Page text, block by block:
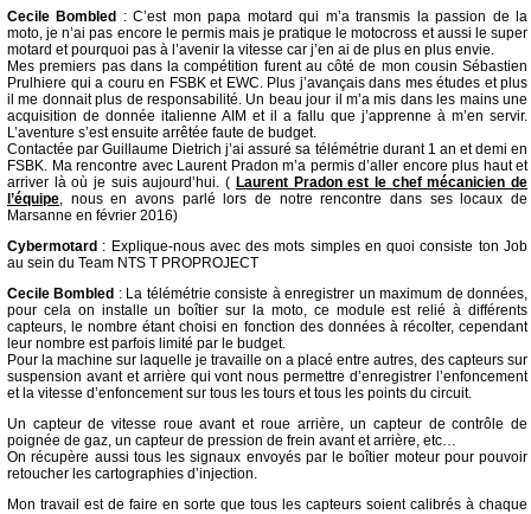
Cecile Bombled
: C’est mon papa motard qui m’a transmis la passion de la
moto, je n’ai pas encore le permis mais je pratique le motocross et aussi le super
motard et pourquoi pas à l’avenir la vitesse car j’en ai de plus en plus envie.
Mes premiers pas dans la compétition furent au côté de mon cousin Sébastien
Prulhiere qui a couru en FSBK et EWC. Plus j’avançais dans mes études et plus
il me donnait plus de responsabilité. Un beau jour il m’a mis dans les mains une
acquisition de donnée italienne AIM et il a fallu que j’apprenne à m’en servir.
L’aventure s’est ensuite arrêtée faute de budget.
Contactée par Guillaume Dietrich j’ai assuré sa télémétrie durant 1 an et demi en
FSBK. Ma rencontre avec Laurent Pradon m’a permis d’aller encore plus haut et
arriver là où je suis aujourd’hui. ( Laurent Pradon est le chef mécanicien de
l’équipe, nous en avons parlé lors de notre rencontre dans ses locaux de
Marsanne en février 2016)
Cybermotard : Explique-nous avec des mots simples en quoi consiste ton Job
au sein du Team NTS T PROPROJECT
Cecile Bombled : La télémétrie consiste à enregistrer un maximum de données,
pour cela on installe un boîtier sur la moto, ce module est relié à différents
capteurs, le nombre étant choisi en fonction des données à récolter, cependant
leur nombre est parfois limité par le budget.
Pour la machine sur laquelle je travaille on a placé entre autres, des capteurs sur
suspension avant et arrière qui vont nous permettre d’enregistrer l’enfoncement
et la vitesse d’enfoncement sur tous les tours et tous les points du circuit.
Un capteur de vitesse roue avant et roue arrière, un capteur de contrôle de
poignée de gaz, un capteur de pression de frein avant et arrière, etc…
On récupère aussi tous les signaux envoyés par le boîtier moteur pour pouvoir
retoucher les cartographies d’injection.
Mon travail est de faire en sorte que tous les capteurs soient calibrés à chaque